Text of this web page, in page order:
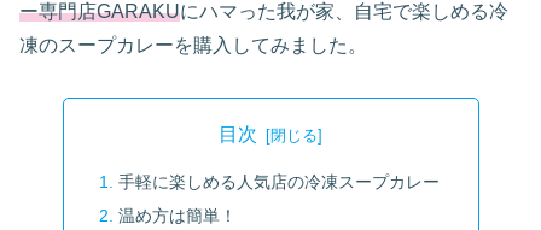
ー専門店GARAKUにハマった我が家、自宅で楽しめる冷
凍のスープカレーを購入してみました。
目次
手軽に楽しめる人気店の冷凍スープカレー
温め方は簡単！